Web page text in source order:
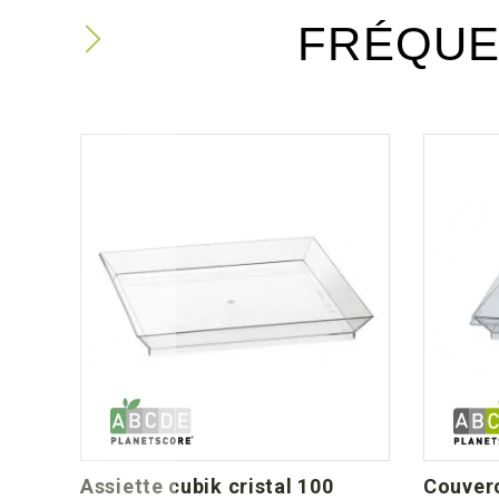
assiette cubik cristal 100